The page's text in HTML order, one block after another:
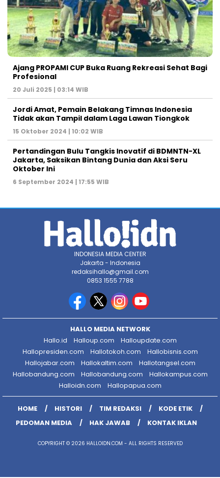
Ajang PROPAMI CUP Buka Ruang Rekreasi Sehat Bagi
Profesional
20 Juli 2025 | 03:14 WIB
Jordi Amat, Pemain Belakang Timnas Indonesia
Tidak akan Tampil dalam Laga Lawan Tiongkok
15 Oktober 2024 | 10:02 WIB
Pertandingan Bulu Tangkis Inovatif di BDMNTN-XL
Jakarta, Saksikan Bintang Dunia dan Aksi Seru
Oktober Ini
6 September 2024 | 17:55 WIB
INDONESIA MEDIA CENTER
Jakarta - Indonesia
redaksihallo@gmail.com
0853 1555 7788
HALLO MEDIA NETWORK
Hallo.id
Halloup.com
Halloupdate.com
Hallopresiden.com
Hallotokoh.com
Hallobisnis.com
Hallojabar.com
Hallokaltim.com
Hallotangsel.com
Hallobandung.com
Hallobandung.com
Hallokampus.com
Halloidn.com
Hallopapua.com
HOME HISTORI TIM REDAKSI
KODE ETIK
PEDOMAN MEDIA
HAK JAWAB KONTAK IKLAN
COPYRIGHT © 2026 HALLOIDN.COM - ALL RIGHTS RESERVED